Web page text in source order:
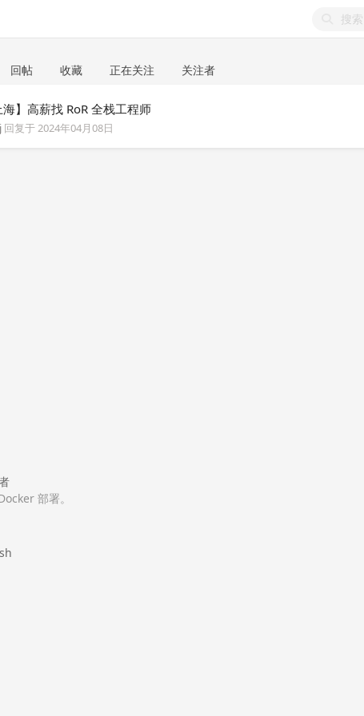
回帖 收藏 正在关注 关注者
海】高薪找 RoR 全栈工程师
回复于2024年04月08日
部署。